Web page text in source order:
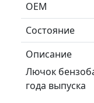
ОЕМ
Состояние
Описание
Лючок
года выпуска